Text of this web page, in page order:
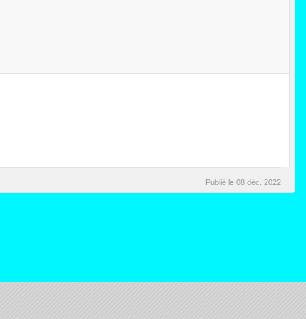
Publié le 08 déc. 2022